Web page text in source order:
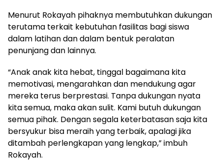
Menurut Rokayah pihaknya membutuhkan dukungan
terutama terkait kebutuhan fasilitas bagi siswa
dalam latihan dan dalam bentuk peralatan
penunjang dan lainnya.
“Anak anak kita hebat, tinggal bagaimana kita
memotivasi, mengarahkan dan mendukung agar
mereka terus berprestasi. Tanpa dukungan nyata
kita semua, maka akan sulit. Kami butuh dukungan
semua pihak. Dengan segala keterbatasan saja kita
bersyukur bisa meraih yang terbaik, apalagi jika
ditambah perlengkapan yang lengkap,” imbuh
Rokayah.